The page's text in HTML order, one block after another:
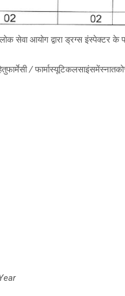
लोक सेवा आयोग द्वारा ड्रग्स इंस्पेक्टर के
/